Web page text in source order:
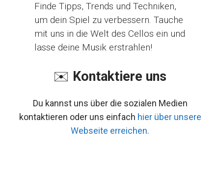
Finde Tipps, Trends und Techniken,
um dein Spiel zu verbessern. Tauche
mit uns in die Welt des Cellos ein und
lasse deine Musik erstrahlen!
✉️ Kontaktiere uns
Du kannst uns über die sozialen Medien
kontaktieren oder uns einfach hier über unsere
Webseite erreichen.